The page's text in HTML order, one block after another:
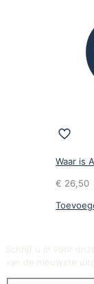
Waar is
€ 26,50
Schrijf u in voor
van de nieuwste